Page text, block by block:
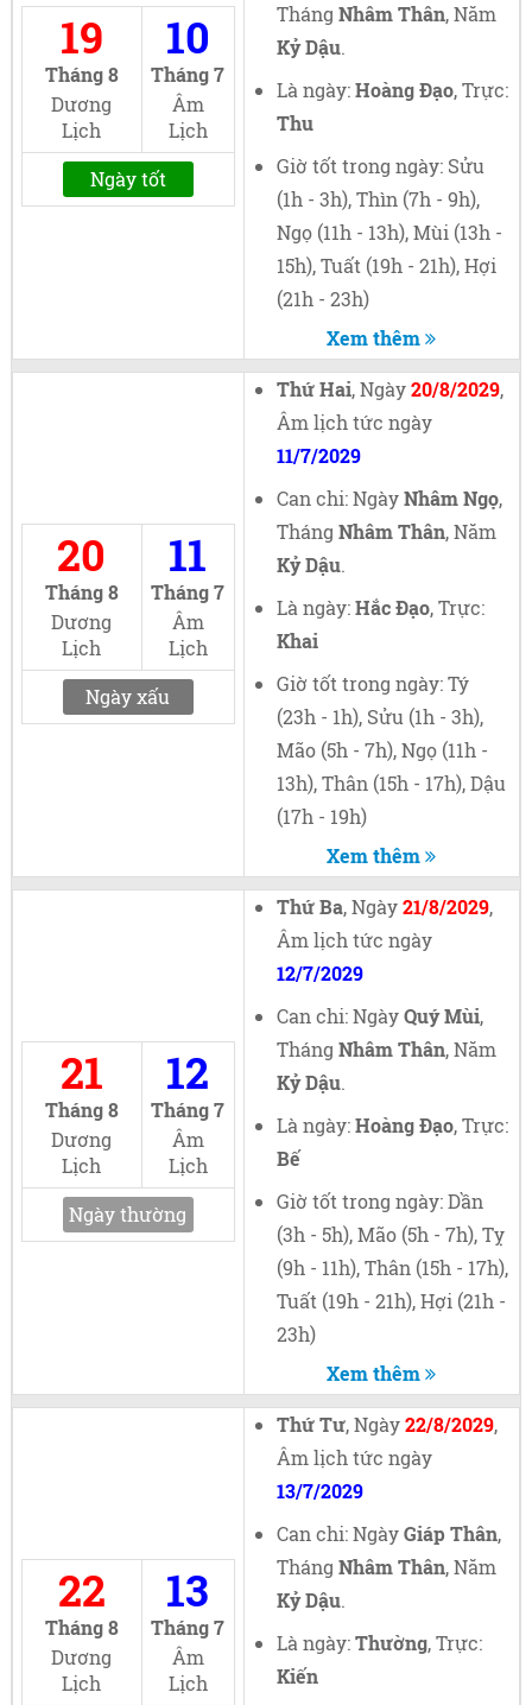
19
Tháng 8
Dương
Lịch
10
Tháng 7
Âm
Lịch
Ngày tốt
Tháng Nhâm Thân, Năm
Kỷ Dậu.
Là ngày:Hoàng Đạo, Trực:
Thu
Giờ tốt trong ngày: Sửu
(1h - 3h), Thìn (7h - 9h),
Ngọ (11h - 13h), Mùi (13h -
15h), Tuất (19h - 21h), Hợi
(21h - 23h)
Xem thêm
20
Tháng 8
Dương
Lịch
11
Tháng 7
Âm
Lịch
Ngày xấu
Thứ Hai, Ngày20/8/2029,
Âm lịch tức ngày
11/7/2029
Can chi: NgàyNhâm Ngọ,
Tháng Nhâm Thân, Năm
Kỷ Dậu.
Là ngày:Hắc Đạo, Trực:
Khai
Giờ tốt trong ngày: Tý
(23h - 1h), Sửu (1h - 3h),
Mão (5h - 7h), Ngọ (11h -
13h), Thân (15h - 17h), Dậu
(17h - 19h)
Xem thêm
21
Tháng 8
Dương
Lịch
12
Tháng 7
Âm
Lịch
Ngày thường
Thứ Ba, Ngày21/8/2029,
Âm lịch tức ngày
12/7/2029
Can chi: NgàyQuý Mùi,
Tháng Nhâm Thân, Năm
Kỷ Dậu.
Là ngày:Hoàng Đạo, Trực:
Bế
Giờ tốt trong ngày: Dần
(3h - 5h), Mão (5h - 7h), Tỵ
(9h - 11h), Thân (15h - 17h),
Tuất (19h - 21h), Hợi (21h -
23h)
Xem thêm
22
Tháng 8
Dương
Lịch
13
Tháng 7
Âm
Lịch
Thứ Tư, Ngày22/8/2029,
Âm lịch tức ngày
13/7/2029
Can chi: NgàyGiáp Thân,
Tháng Nhâm Thân, Năm
Kỷ Dậu.
Là ngày:Thường, Trực:
Kiến